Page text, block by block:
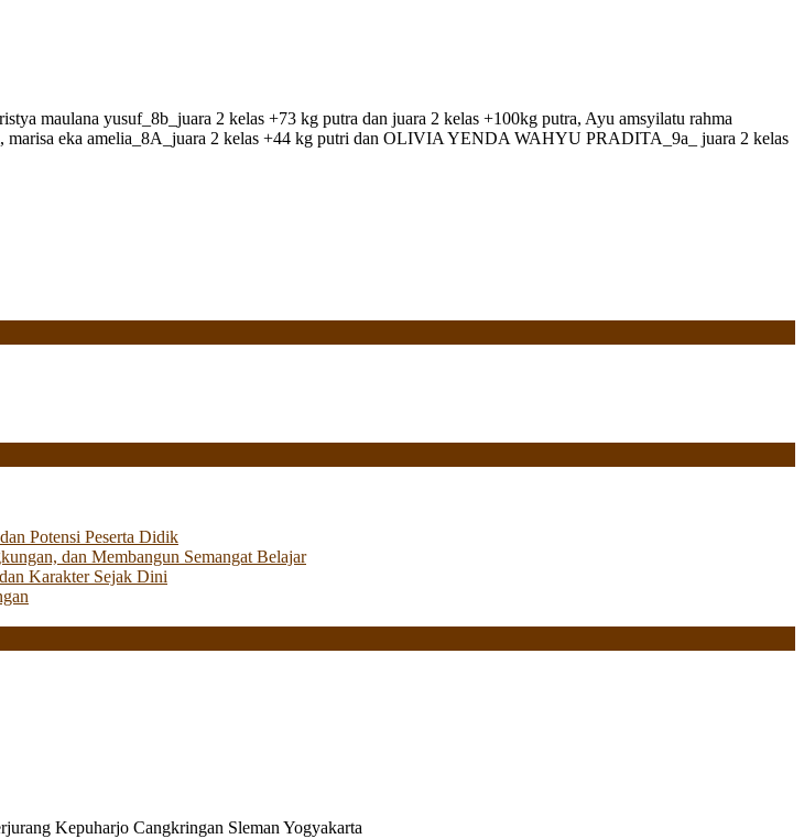
maulana yusuf_8b_juara 2 kelas +73 kg putra dan juara 2 kelas +100kg putra, Ayu amsyilatu rahma
marisa eka amelia_8A_juara 2 kelas +44 kg putri dan OLIVIA YENDA WAHYU PRADITA_9a_ juara 2 kelas
Potensi Peserta Didik
dan Membangun Semangat Belajar
Karakter Sejak Dini
Kepuharjo Cangkringan Sleman Yogyakarta